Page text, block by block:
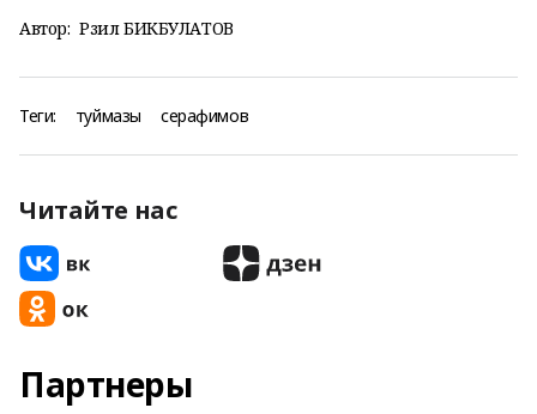
Автор: Рәзил БИКБУЛАТОВ
Теги: туймазы серафимов
Читайте нас
Партнеры